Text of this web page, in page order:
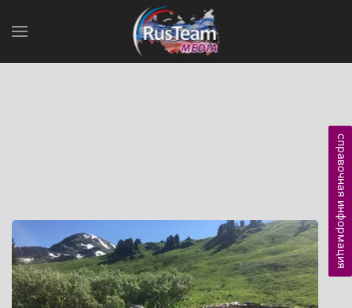
справочная информация